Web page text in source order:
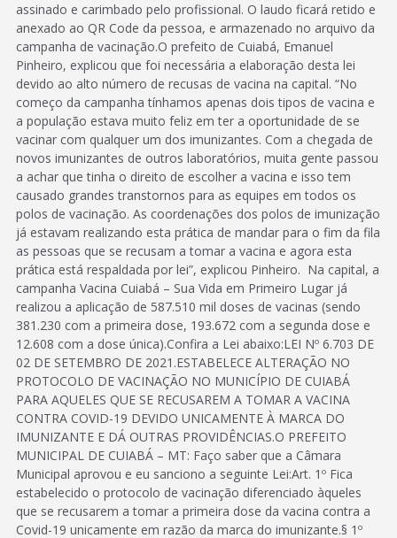
assinado e carimbado pelo profissional. O laudo ficará retido e
anexado ao QR Code da pessoa, e armazenado no arquivo da
campanha de vacinação.O prefeito de Cuiabá, Emanuel
Pinheiro, explicou que foi necessária a elaboração desta lei
devido ao alto número de recusas de vacina na capital. “No
começo da campanha tínhamos apenas dois tipos de vacina e
a população estava muito feliz em ter a oportunidade de se
vacinar com qualquer um dos imunizantes. Com a chegada de
novos imunizantes de outros laboratórios, muita gente passou
a achar que tinha o direito de escolher a vacina e isso tem
causado grandes transtornos para as equipes em todos os
polos de vacinação. As coordenações dos polos de imunização
já estavam realizando esta prática de mandar para o fim da fila
as pessoas que se recusam a tomar a vacina e agora esta
prática está respaldada por lei”, explicou Pinheiro. Na capital, a
campanha Vacina Cuiabá – Sua Vida em Primeiro Lugar já
realizou a aplicação de 587.510 mil doses de vacinas (sendo
381.230 com a primeira dose, 193.672 com a segunda dose e
12.608 com a dose única).Confira a Lei abaixo:LEI Nº 6.703 DE
02 DE SETEMBRO DE 2021.ESTABELECE ALTERAÇÃO NO
PROTOCOLO DE VACINAÇÃO NO MUNICÍPIO DE CUIABÁ
PARA AQUELES QUE SE RECUSAREM A TOMAR A VACINA
CONTRA COVID-19 DEVIDO UNICAMENTE À MARCA DO
IMUNIZANTE E DÁ OUTRAS PROVIDÊNCIAS.O PREFEITO
MUNICIPAL DE CUIABÁ – MT: Faço saber que a Câmara
Municipal aprovou e eu sanciono a seguinte Lei:Art. 1º Fica
estabelecido o protocolo de vacinação diferenciado àqueles
que se recusarem a tomar a primeira dose da vacina contra a
Covid-19 unicamente em razão da marca do imunizante.§ 1º